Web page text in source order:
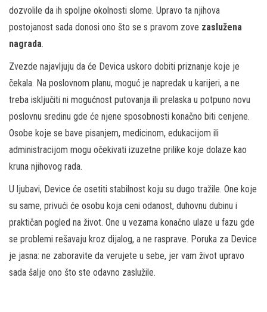
dozvolile da ih spoljne okolnosti slome. Upravo ta njihova
postojanost sada donosi ono što se s pravom zove zaslužena
nagrada.
Zvezde najavljuju da će Devica uskoro dobiti priznanje koje je
čekala. Na poslovnom planu, moguć je napredak u karijeri, a ne
treba isključiti ni mogućnost putovanja ili prelaska u potpuno novu
poslovnu sredinu gde će njene sposobnosti konačno biti cenjene.
Osobe koje se bave pisanjem, medicinom, edukacijom ili
administracijom mogu očekivati izuzetne prilike koje dolaze kao
kruna njihovog rada.
U ljubavi, Device će osetiti stabilnost koju su dugo tražile. One koje
su same, privući će osobu koja ceni odanost, duhovnu dubinu i
praktičan pogled na život. One u vezama konačno ulaze u fazu gde
se problemi rešavaju kroz dijalog, a ne rasprave. Poruka za Device
je jasna: ne zaboravite da verujete u sebe, jer vam život upravo
sada šalje ono što ste odavno zaslužile.